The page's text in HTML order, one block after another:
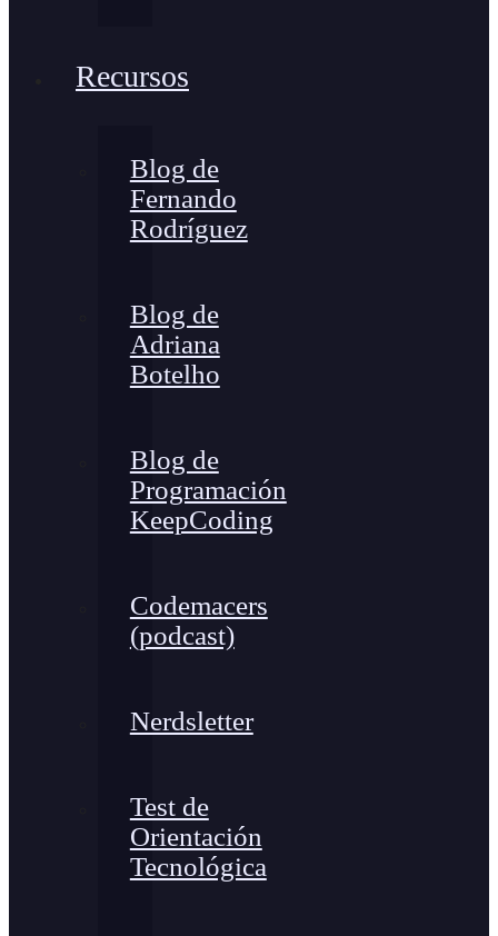
Recursos
Blog de
Fernando
Rodríguez
Blog de
Adriana
Botelho
Blog de
Programación
KeepCoding
Codemacers
(podcast)
Nerdsletter
Test de
Orientación
Tecnológica